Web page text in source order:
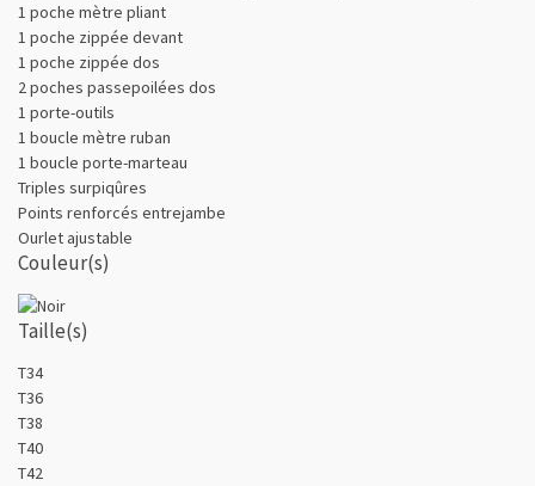
1 poche mètre pliant
1 poche zippée devant
1 poche zippée dos
2 poches passepoilées dos
1 porte-outils
1 boucle mètre ruban
1 boucle porte-marteau
Triples surpiqûres
Points renforcés entrejambe
Ourlet ajustable
Couleur(s)
Taille(s)
T34
T36
T38
T40
T42